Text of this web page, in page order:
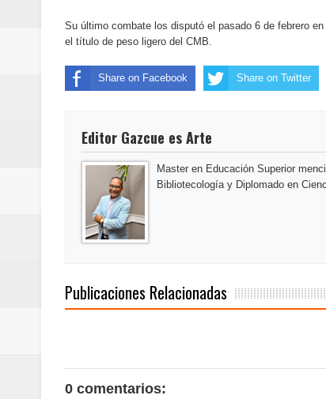
Su último combate los disputó el pasado 6 de febrero
el título de peso ligero del CMB.
Share on Facebook Share on Twitter
Editor Gazcue es Arte
Master en Educación Superior
Bibliotecología y Diplomado en
Publicaciones Relacionadas
0 comentarios: